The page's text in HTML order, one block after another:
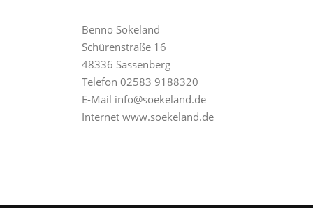
Benno Sökeland
Schürenstraße 16
48336 Sassenberg
Telefon 02583 9188320
E-Mail info@soekeland.de
Internet www.soekeland.de